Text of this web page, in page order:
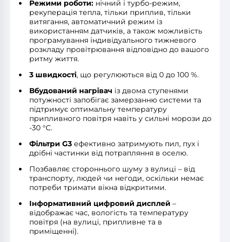
Режими роботи: нічний і турбо-режим,
рекуперація тепла, тільки приплив, тільки
витягання, автоматичний режим із
використанням датчиків, а також можливість
програмування індивідуального тижневого
розкладу провітрювання відповідно до вашого
ритму життя.
3 швидкості, що регулюються від 0 до 100 %.
Вбудований нагрівач із двома ступенями
потужності запобігає замерзанню системи та
підтримує оптимальну температуру
припливного повітря навіть у сильні морози до
-30 °C.
Фільтри G3 ефективно затримують пил, пух і
дрібні частинки від потрапляння в оселю.
Позбавляє стороннього шуму з вулиці – від
транспорту, людей чи негоди, оскільки немає
потреби тримати вікна відкритими.
Інформативний цифровий дисплей –
відображає час, вологість та температуру
повітря (на вулиці, припливне та в
приміщенні).